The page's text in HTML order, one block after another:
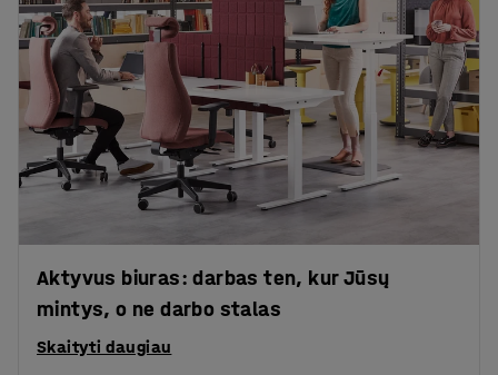
Aktyvus biuras: darbas ten, kur Jūsų
mintys, o ne darbo stalas
Skaityti daugiau